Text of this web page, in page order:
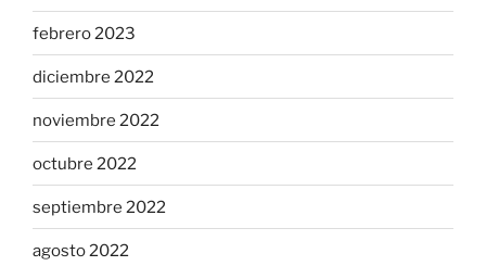
febrero 2023
diciembre 2022
noviembre 2022
octubre 2022
septiembre 2022
agosto 2022